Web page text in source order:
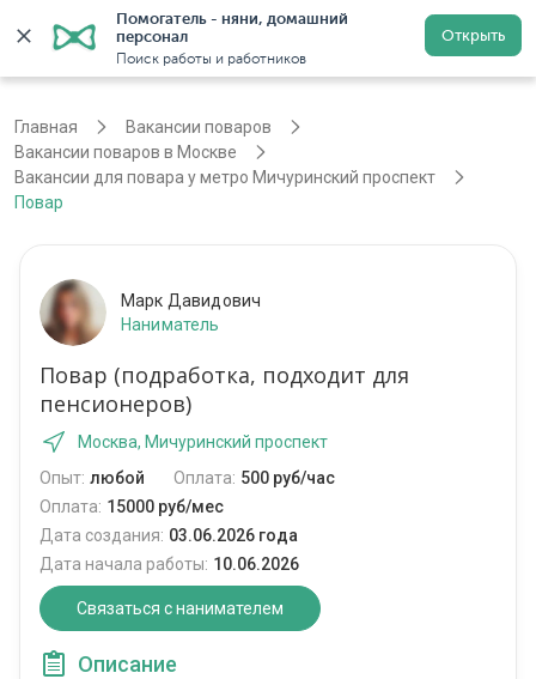
Помогатель - няни, домашний
персонал
Поиск работы и работников
Открыть
Регистрация
Главная
Вакансии поваров
Вакансии поваров в Москве
Вакансии для повара у метро Мичуринский проспект
Повар
Марк Давидович
Наниматель
Повар (подработка, подходит для
пенсионеров)
Москва, Мичуринский проспект
Опыт: любой Оплата: 500 руб/час
Оплата: 15000 руб/мес
Дата создания: 03.06.2026 года
Дата начала работы: 10.06.2026
Связаться с нанимателем
Описание